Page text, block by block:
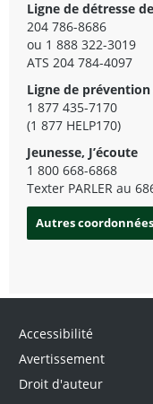
Ligne de détresse
204 786-8686
ou 1 888 322-3019
ATS 204 784-4097
Ligne de
1 877 435-7170
(1 877 HELP170)
Jeunesse, J’écoute
1 800 668-6868
Texter PARLER au
Autres coordonnées
Accessibilité
Avertissement
Droit d'auteur